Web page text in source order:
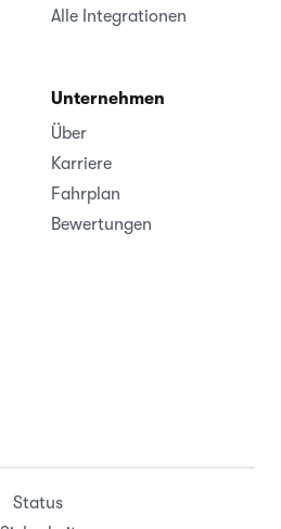
Alle Integrationen
Unternehmen
Über
Karriere
Fahrplan
Bewertungen
Status